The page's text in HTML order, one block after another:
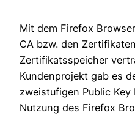
Mit dem Firefox
CA bzw. den
Zertifikatsspeicher
Kundenprojekt gab es
zweistufigen Public
Nutzung des Firefox